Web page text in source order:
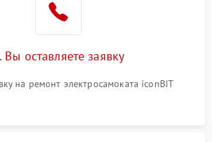
Вы оставляете заявку
на ремонт электросамоката iconBIT